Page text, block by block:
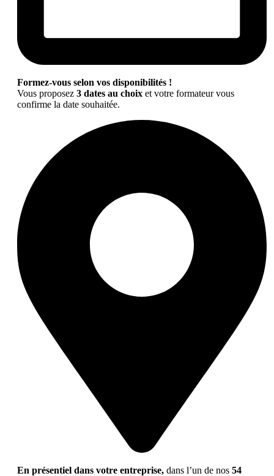
Formez-vous selon vos disponibilités !
Vous proposez 3 dates au choix et votre formateur vous
confirme la date souhaitée.
En présentiel dans votre entreprise, dans l’un de nos 54